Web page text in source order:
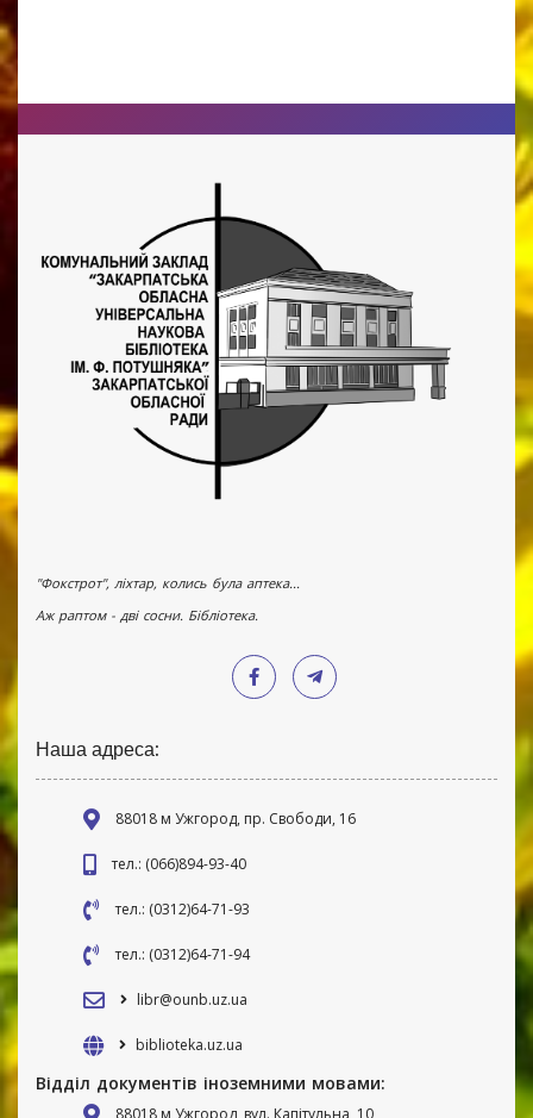
"Фокстрот", ліхтар, колись була аптека...
Аж раптом - дві сосни. Бібліотека.
Наша адреса:
88018 м Ужгород, пр. Свободи, 16
тел.: (066)894-93-40
тел.: (0312)64-71-93
тел.: (0312)64-71-94
libr@ounb.uz.ua
biblioteka.uz.ua
Відділ документів іноземними мовами:
88018 м Ужгород, вул. Капітульна, 10